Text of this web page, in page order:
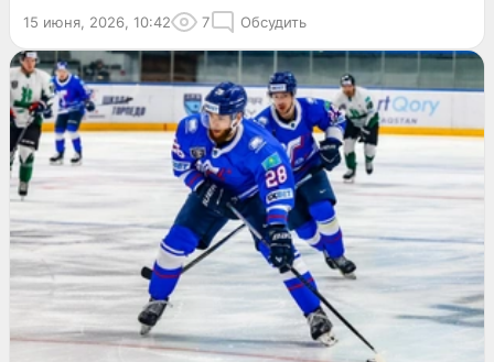
15 июня, 2026, 10:42 7 Обсудить